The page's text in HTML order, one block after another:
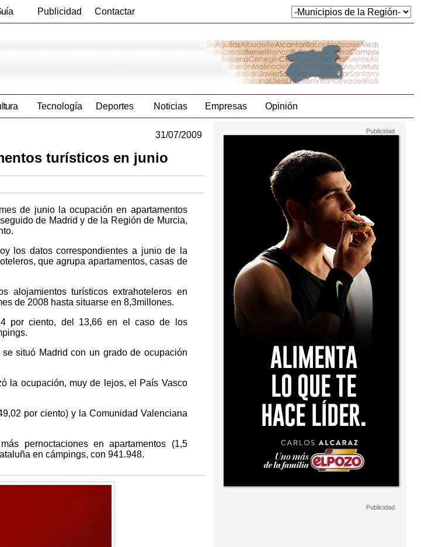
Publicidad Contactar
Tecnología Deportes Noticias Empresas Opinión
31/07/2009
turísticos en junio
de junio la ocupación en apartamentos
de Madrid y de la Región de Murcia,
los datos correspondientes a junio de la
que agrupa apartamentos, casas de
alojamientos turísticos extrahoteleros en
de 2008 hasta situarse en 8,3millones.
por ciento, del 13,66 en el caso de los
situó Madrid con un grado de ocupación
la ocupación, muy de lejos, el País Vasco
por ciento) y la Comunidad Valenciana
pernoctaciones en apartamentos (1,5
en cámpings, con 941.948.